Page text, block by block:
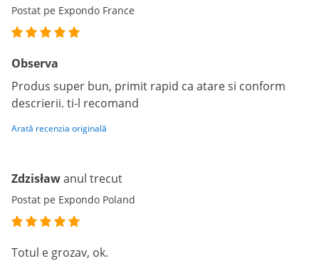
Postat pe Expondo France
Observa
Produs super bun, primit rapid ca atare si conform
descrierii. ti-l recomand
Arată recenzia originală
Zdzisławanul trecut
Postat pe Expondo Poland
Totul e grozav, ok.